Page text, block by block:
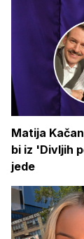
Matija
bi iz 'Divljih
jede